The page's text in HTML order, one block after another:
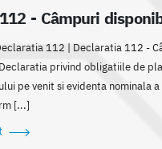
- Câmpuri
112 | Declaratia 112 -
privind obligatiile de
pe venit si evidenta nominala
[...]